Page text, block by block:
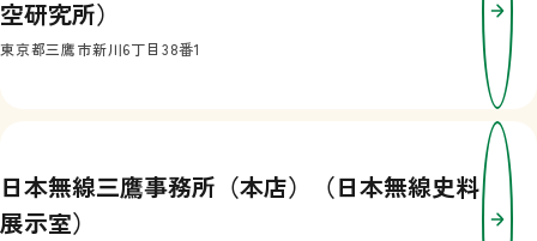
空研究所）
東京都三鷹市新川6丁目38番1
日本無線三鷹事務所（本店）（日本無線史料
展示室）